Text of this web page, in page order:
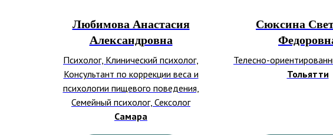
Любимова Анастасия
Александровна
Психолог, Клинический психолог,
Консультант по коррекции веса и
психологии пищевого поведения,
Семейный психолог, Сексолог
Самара
Сюксина
Телесно-
Тольятти